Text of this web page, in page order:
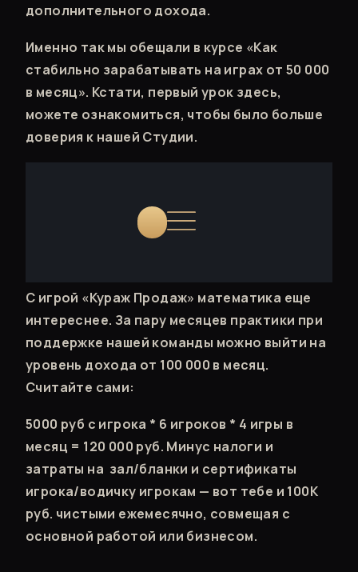
дополнительного дохода.
Именно так мы обещали в курсе «Как
стабильно зарабатывать на играх от 50 000
в месяц». Кстати, первый урок здесь,
можете ознакомиться, чтобы было больше
доверия к нашей Студии.
С игрой «Кураж Продаж» математика еще
интереснее. За пару месяцев практики при
поддержке нашей команды можно выйти на
уровень дохода от 100 000 в месяц.
Считайте сами:
5000 руб с игрока * 6 игроков * 4 игры в
месяц = 120 000 руб. Минус налоги и
затраты на зал/бланки и сертификаты
игрока/водичку игрокам — вот тебе и 100К
руб. чистыми ежемесячно, совмещая с
основной работой или бизнесом.